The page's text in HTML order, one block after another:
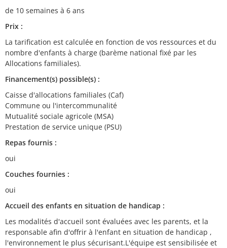
de 10 semaines à 6 ans
Prix :
La tarification est calculée en fonction de vos ressources et du
nombre d'enfants à charge (barème national fixé par les
Allocations familiales).
Financement(s) possible(s) :
Caisse d'allocations familiales (Caf)
Commune ou l'intercommunalité
Mutualité sociale agricole (MSA)
Prestation de service unique (PSU)
Repas fournis :
oui
Couches fournies :
oui
Accueil des enfants en situation de handicap :
Les modalités d'accueil sont évaluées avec les parents, et la
responsable afin d'offrir à l'enfant en situation de handicap ,
l'environnement le plus sécurisant.L'équipe est sensibilisée et